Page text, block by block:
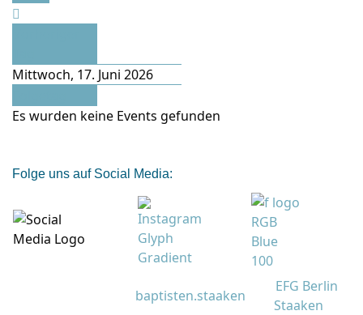
Mittwoch, 17. Juni 2026
Es wurden keine Events gefunden
Folge uns auf Social Media:
baptisten.staaken
EFG Berlin
Staaken